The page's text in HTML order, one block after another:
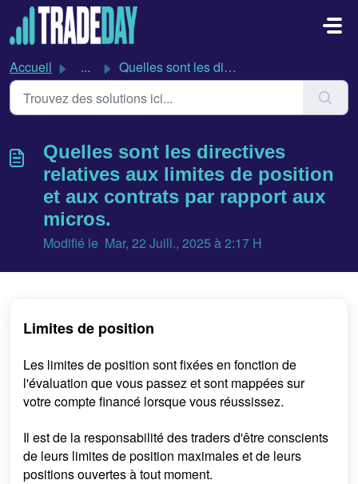
Passer au contenu principal
Accueil ... Quelles sont les directives relatives aux limites de posi...
Quelles sont les directives
relatives aux limites de position
et aux contrats par rapport aux
micros.
Modifié le Mar, 22 Juill., 2025 à 2:17 H
Limites de position
Les limites de position sont fixées en fonction de
l'évaluation que vous passez et sont mappées sur
votre compte financé lorsque vous réussissez.
Il est de la responsabilité des traders d'être conscients
de leurs limites de position maximales et de leurs
positions ouvertes à tout moment.